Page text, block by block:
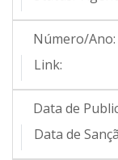
Número/Ano:
Link:
Data de
Data de